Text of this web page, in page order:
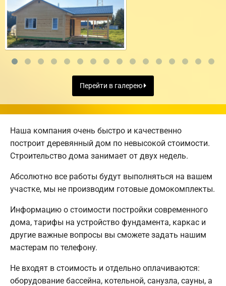
Перейти в галерею
Наша компания очень быстро и качественно
построит деревянный дом по невысокой стоимости.
Строительство дома занимает от двух недель.
Абсолютно все работы будут выполняться на вашем
участке, мы не производим готовые домокомплекты.
Информацию о стоимости постройки современного
дома, тарифы на устройство фундамента, каркас и
другие важные вопросы вы сможете задать нашим
мастерам по телефону.
Не входят в стоимость и отдельно оплачиваются:
оборудование бассейна, котельной, санузла, сауны, а